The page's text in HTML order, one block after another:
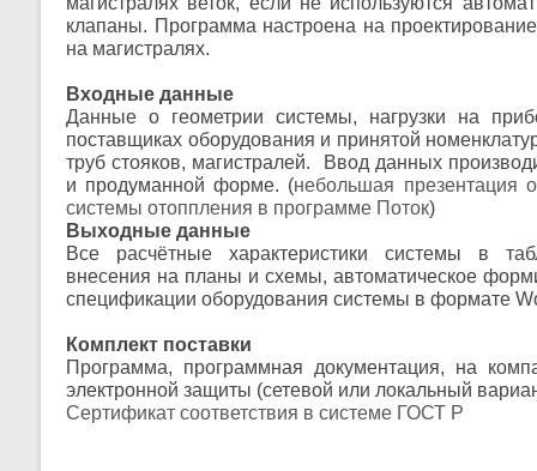
клапаны. Программа настроена на
на магистралях.
Входные данные
Данные о геометрии системы, нагрузки на
поставщиках оборудования и принятой
труб стояков, магистралей. Ввод данных
и продуманной форме. (небольшая презентация
системы отоппления в программе Поток)
Выходные данные
Все расчётные характеристики системы в
внесения на планы и схемы, автоматическое
спецификации оборудования системы в формате
Комплект поставки
Программа, программная документация, на
электронной защиты (сетевой или локальный
Сертификат соответствия в системе ГОСТ Р